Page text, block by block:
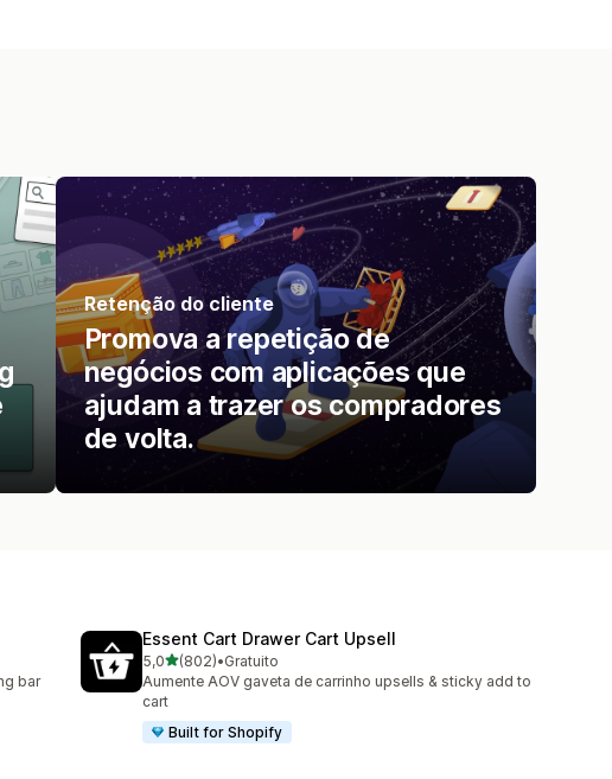
Retenção do cliente
Promova a repetição de
negócios com aplicações que
ajudam a trazer os compradores
de volta.
bar
Essent Cart Drawer Cart Upsell
5,0de 5 estrelas
(802)
802 total de avaliações
•Gratuito
Aumente AOV gaveta de carrinho upsells & sticky add to
cart
Built for Shopify